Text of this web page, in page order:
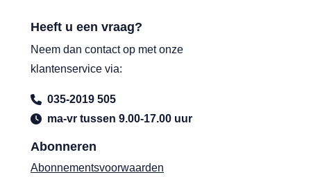
Abonneren
Abonnementsvoorwaarden
Heeft u een vraag?
Neem dan contact op met onze
klantenservice via:
035-2019 505
ma-vr tussen 9.00-17.00 uur